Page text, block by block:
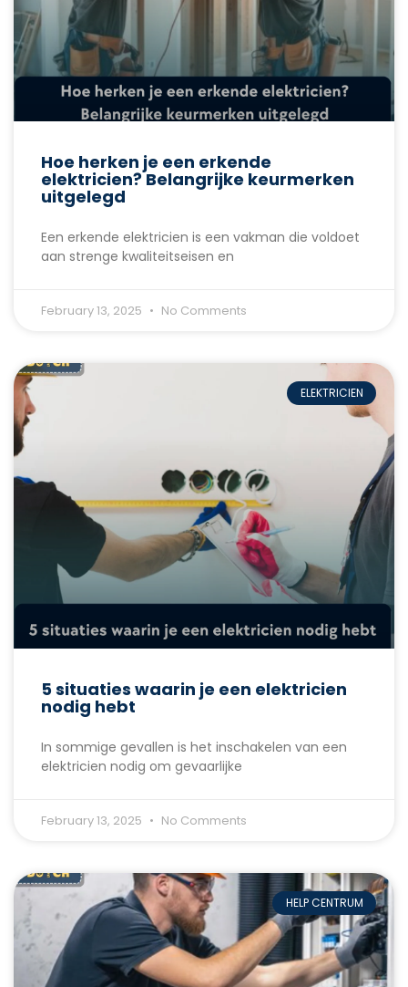
Hoe herken je een erkende
elektricien? Belangrijke keurmerken
uitgelegd
Een erkende elektricien is een vakman die voldoet
aan strenge kwaliteitseisen en
February 13, 2025 No Comments
ELEKTRICIEN
5 situaties waarin je een elektricien
nodig hebt
In sommige gevallen is het inschakelen van een
elektricien nodig om gevaarlijke
February 13, 2025 No Comments
HELP CENTRUM